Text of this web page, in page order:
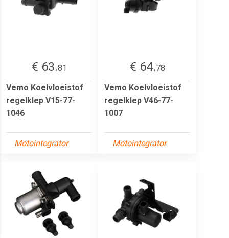
€ 63.81
Vemo Koelvloeistof
regelklep V15-77-
1046
Motointegrator
€ 64.78
Vemo Koelvloeistof
regelklep V46-77-
1007
Motointegrator